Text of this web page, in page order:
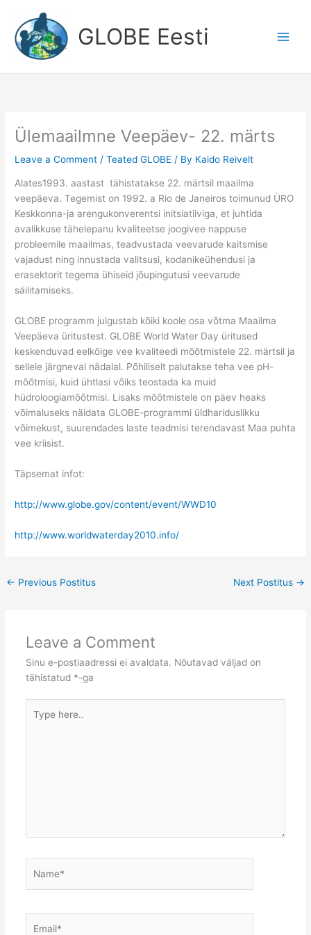
content
GLOBE Eesti
Ülemaailmne Veepäev- 22. märts
Leave a Comment /Teated GLOBE / By Kaido Reivelt
Alates1993. aastast tähistatakse 22. märtsil maailma
veepäeva. Tegemist on 1992. a Rio de Janeiros toimunud ÜRO
Keskkonna-ja arengukonverentsi initsiatiiviga, et juhtida
avalikkuse tähelepanu kvaliteetse joogivee nappuse
probleemile maailmas, teadvustada veevarude kaitsmise
vajadust ning innustada valitsusi, kodanikeühendusi ja
erasektorit tegema ühiseid jõupingutusi veevarude
säilitamiseks.
GLOBE programm julgustab kõiki koole osa võtma Maailma
Veepäeva üritustest. GLOBE World Water Day üritused
keskenduvad eelkõige vee kvaliteedi mõõtmistele 22. märtsil ja
sellele järgneval nädalal. Põhiliselt palutakse teha vee pH-
mõõtmisi, kuid ühtlasi võiks teostada ka muid
hüdroloogiamõõtmisi. Lisaks mõõtmistele on päev heaks
võimaluseks näidata GLOBE-programmi üldhariduslikku
võimekust, suurendades laste teadmisi terendavast Maa puhta
vee kriisist.
Täpsemat infot:
http://www.globe.gov/content/event/WWD10
http://www.worldwaterday2010.info/
← Previous Postitus Next Postitus →
Leave a Comment
Sinu e-postiaadressi ei avaldata. Nõutavad väljad on
tähistatud *-ga
here..